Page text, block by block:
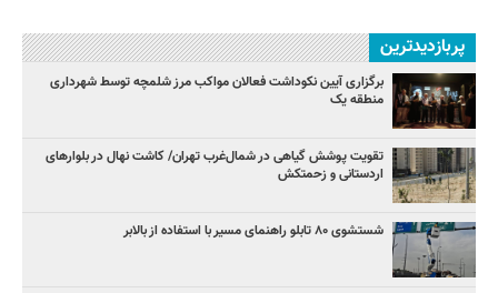
پربازدیدترین
برگزاری آیین نکوداشت فعالان مواکب مرز شلمچه توسط شهرداری
منطقه یک
تقویت پوشش گیاهی در شمال‌غرب تهران/ کاشت نهال در بلوارهای
اردستانی و زحمتکش
شستشوی ۸۰ تابلو راهنمای مسیر با استفاده از بالابر